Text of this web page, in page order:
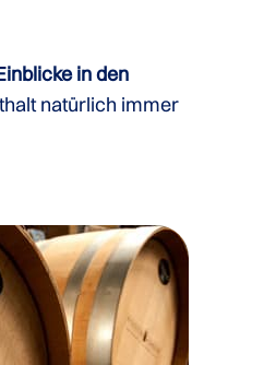
in den
natürlich immer